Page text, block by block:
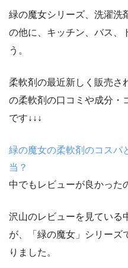
緑の魔女シリーズ、洗濯洗
の他に、キッチン、バス、
う。
柔軟剤の最近新しく販売さ
の柔軟剤の口コミや成分・
です↓↓↓
緑の魔女の柔軟剤のコスパ
当？
中でもレビューが良かった
沢山のレビューを見ている
が、「緑の魔女」シリーズ
りました。